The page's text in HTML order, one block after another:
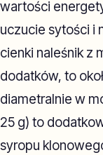
wartości
uczucie sytości i
cienki naleśnik z
dodatków, to
diametralnie w
25 g) to
syropu